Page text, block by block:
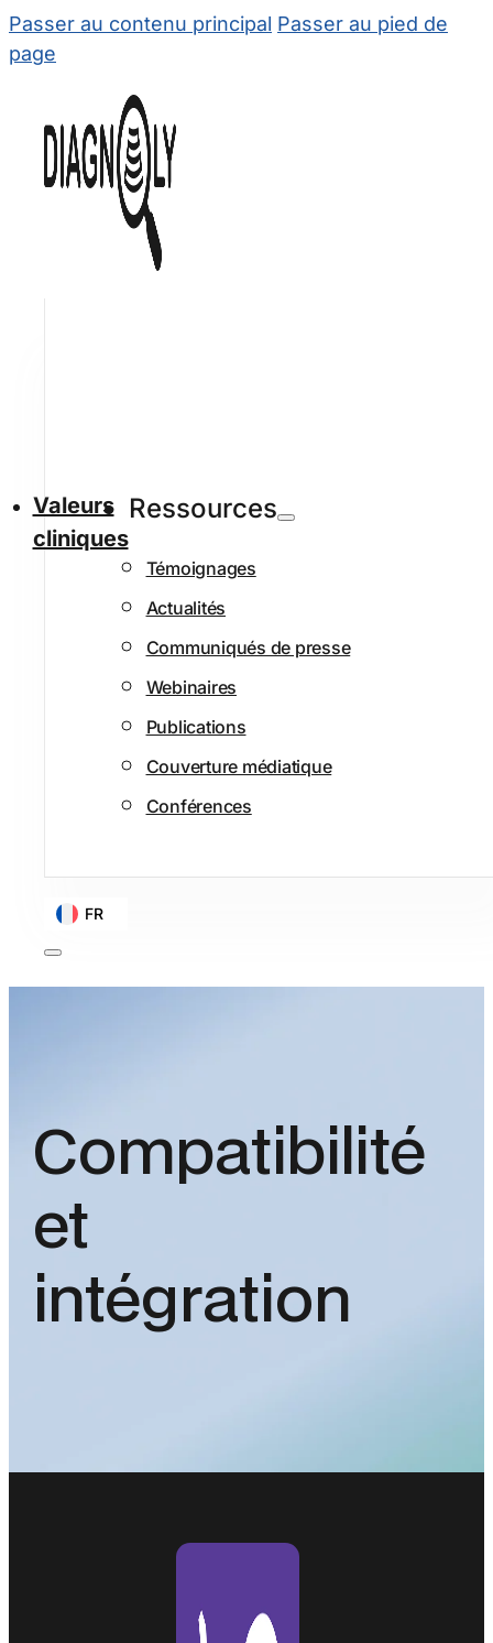
Passer au contenu principal Passer au pied de
page
Valeurs
cliniques
Ressources
Témoignages
Actualités
Communiqués de presse
Webinaires
Publications
Couverture médiatique
Conférences
FR
Compatibilité
et
intégration